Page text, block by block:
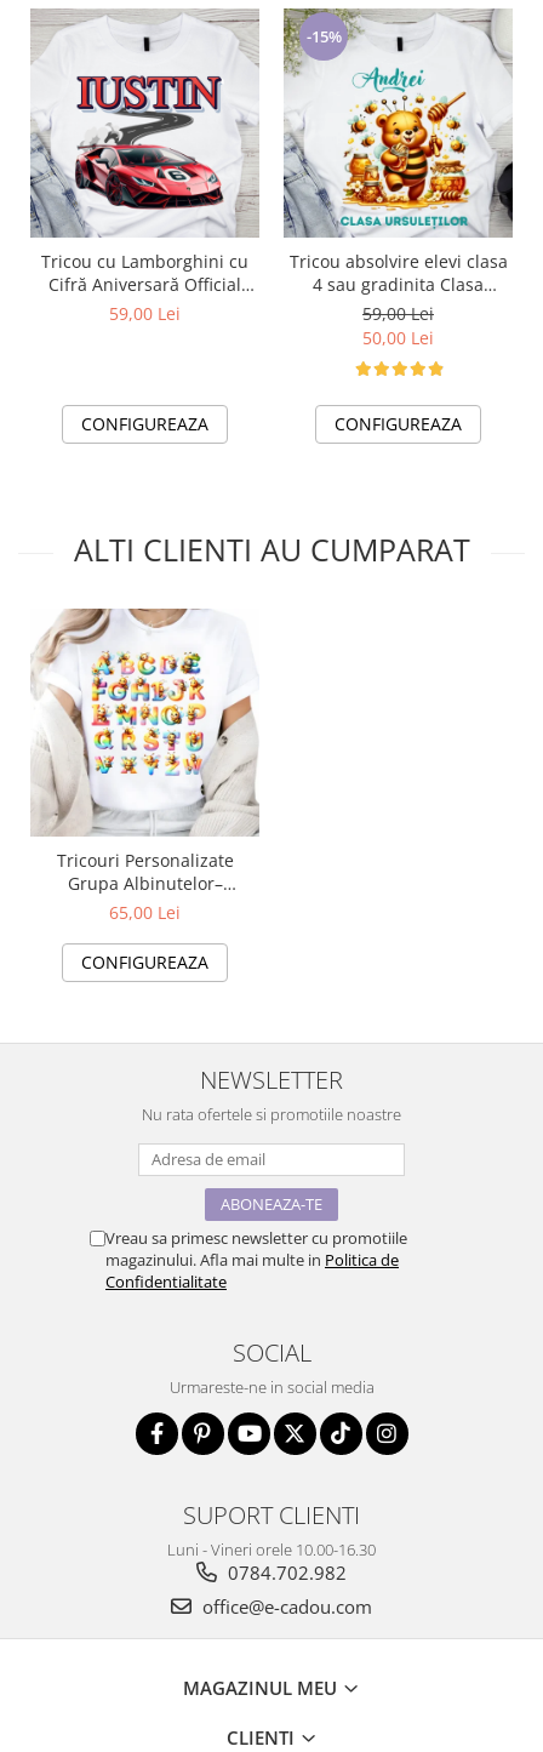
Tricou cu Lamborghini cu
Cifră Aniversară Official
Lamborghini Fan| Cadou
59,00 Lei
CONFIGUREAZA
-15%
Tricou absolvire elevi clasa
4 sau gradinita Clasa
ursuletilor cu text sau poze
ABS1055
59,00 Lei
50,00 Lei
CONFIGUREAZA
ALTI CLIENTI AU CUMPARAT
Tricouri Personalizate
Grupa Albinutelor–
Alfabetul Curcubeu al
65,00 Lei
CONFIGUREAZA
NEWSLETTER
Nu rata ofertele si promotiile noastre
Vreau sa primesc newsletter cu promotiile
magazinului. Afla mai multe in Politica de
Confidentialitate
SOCIAL
Urmareste-ne in social media
SUPORT CLIENTI
Luni - Vineri orele 10.00-16.30
0784.702.982
office@e-cadou.com
MAGAZINUL MEU
CLIENTI